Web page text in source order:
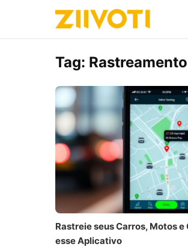
Tag:
Rastreie seus Carros, Motos e
esse Aplicativo